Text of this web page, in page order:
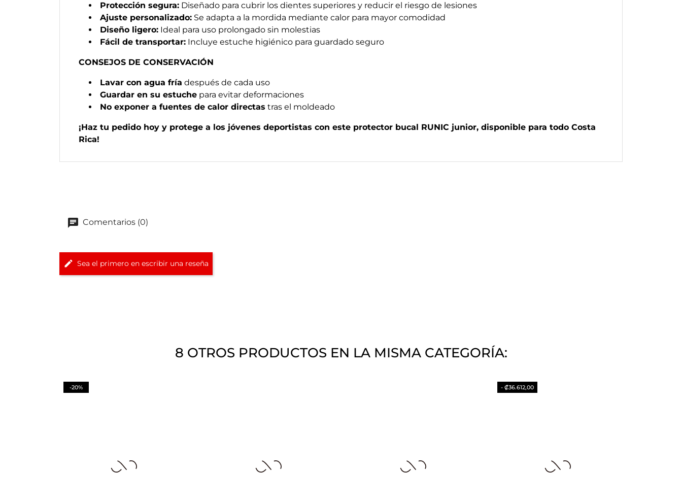
Protección segura: Diseñado para cubrir los dientes superiores y reducir el riesgo de lesiones
Ajuste personalizado: Se adapta a la mordida mediante calor para mayor comodidad
Diseño ligero: Ideal para uso prolongado sin molestias
Fácil de transportar: Incluye estuche higiénico para guardado seguro
CONSEJOS DE CONSERVACIÓN
Lavar con agua fría después de cada uso
Guardar en su estuche para evitar deformaciones
No exponer a fuentes de calor directas tras el moldeado
¡Haz tu pedido hoy y protege a los jóvenes deportistas con este protector bucal RUNIC junior, disponible para todo Costa
Rica!
Comentarios (0)
Sea el primero en escribir una reseña
8 OTROS PRODUCTOS EN LA MISMA CATEGORÍA:
-20% - ₡36.612,00